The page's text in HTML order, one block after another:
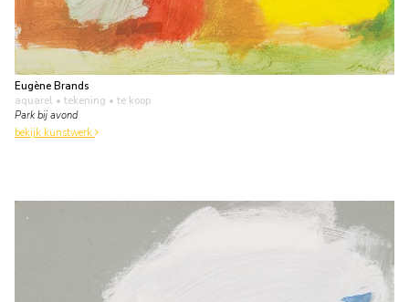
Eugène Brands
aquarel • tekening • te koop
Park bij avond
bekijk kunstwerk